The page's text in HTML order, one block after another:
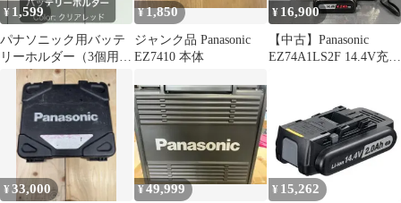
¥ 1,599
パナソニック用バッテ
リーホルダー（3個用）
クリアレッド
¥1,850
ジャンク品 Panasonic
EZ7410 本体
¥ 16,900
【中古】Panasonic
EZ74A1LS2F 14.4V充電
¥33,000 ¥49,999 ¥ 15,262